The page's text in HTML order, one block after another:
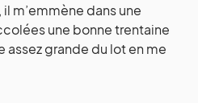
m’emmène dans une
une bonne trentaine
assez grande du lot en me